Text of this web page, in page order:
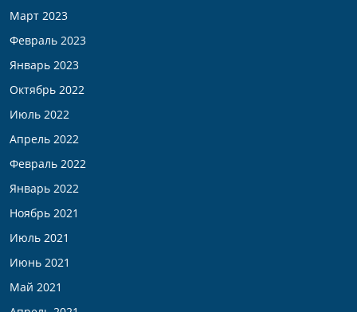
Март 2023
Февраль 2023
Январь 2023
Октябрь 2022
Июль 2022
Апрель 2022
Февраль 2022
Январь 2022
Ноябрь 2021
Июль 2021
Июнь 2021
Май 2021